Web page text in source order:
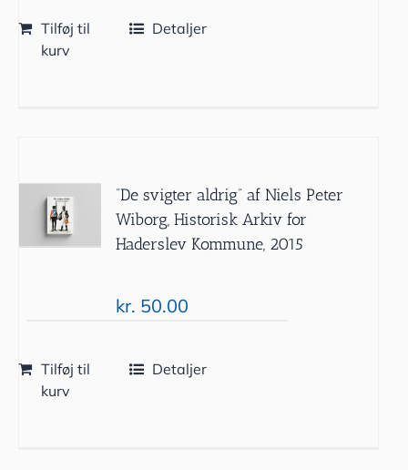
Tilføj til
kurv
Detaljer
”De svigter aldrig” af Niels Peter
Wiborg, Historisk Arkiv for
Haderslev Kommune, 2015
kr. 50.00
Tilføj til
kurv
Detaljer